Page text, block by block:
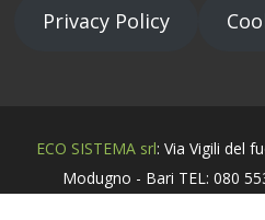
Privacy Policy
ECO SISTEMA srl: Via Vigili del
Modugno - Bari TEL: 080